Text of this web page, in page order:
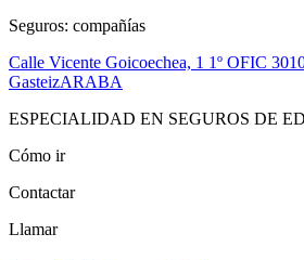
Seguros: compañías
Calle Vicente Goicoechea, 1 1º OFIC 3
GasteizARABA
ESPECIALIDAD EN SEGUROS DE
Cómo ir
Contactar
Llamar